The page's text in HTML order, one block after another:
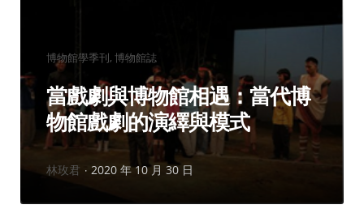
分
類：
博物館學季刊 博物館誌
當戲劇與博物館相遇：當代博
物館戲劇的演繹與模式
作
林玫君 2020 年 10 月 30 日